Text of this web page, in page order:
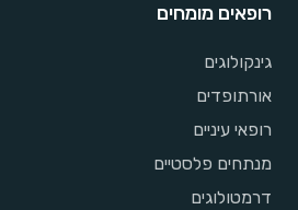
רופאים מומחים
גינקולוגים
אורתופדים
רופאי עיניים
מנתחים פלסטיים
דרמטולוגים